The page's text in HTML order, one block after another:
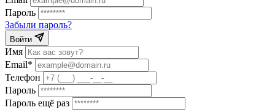
Пароль
Забыли пароль?
Войти
Имя
Email*
Телефон
Пароль
Пароль ещё раз